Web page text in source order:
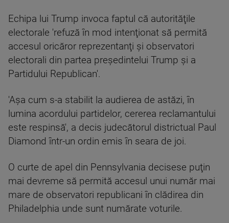
Echipa lui Trump invoca faptul că autorităţile
electorale 'refuză în mod intenţionat să permită
accesul oricăror reprezentanţi şi observatori
electorali din partea preşedintelui Trump şi a
Partidului Republican'.
'Aşa cum s-a stabilit la audierea de astăzi, în
lumina acordului partidelor, cererea reclamantului
este respinsă', a decis judecătorul districtual Paul
Diamond într-un ordin emis în seara de joi.
O curte de apel din Pennsylvania decisese puţin
mai devreme să permită accesul unui număr mai
mare de observatori republicani în clădirea din
Philadelphia unde sunt numărate voturile.